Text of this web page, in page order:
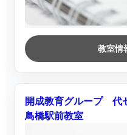
教室情
開成教育グループ
鳥橋駅前教室